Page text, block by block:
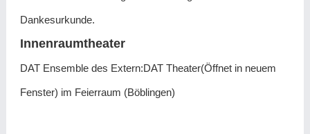
Dankesurkunde.
Innenraumtheater
DAT Ensemble des Extern:DAT Theater(Öffnet in neuem
Fenster) im Feierraum (Böblingen)